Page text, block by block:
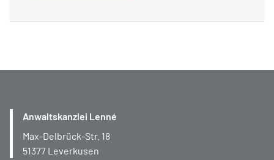
Anwaltskanzlei Lenné
Max-Delbrück-Str. 18
51377 Leverkusen